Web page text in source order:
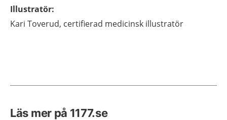
Illustratör:
Kari Toverud, certifierad medicinsk illustratör
Läs mer på 1177.se